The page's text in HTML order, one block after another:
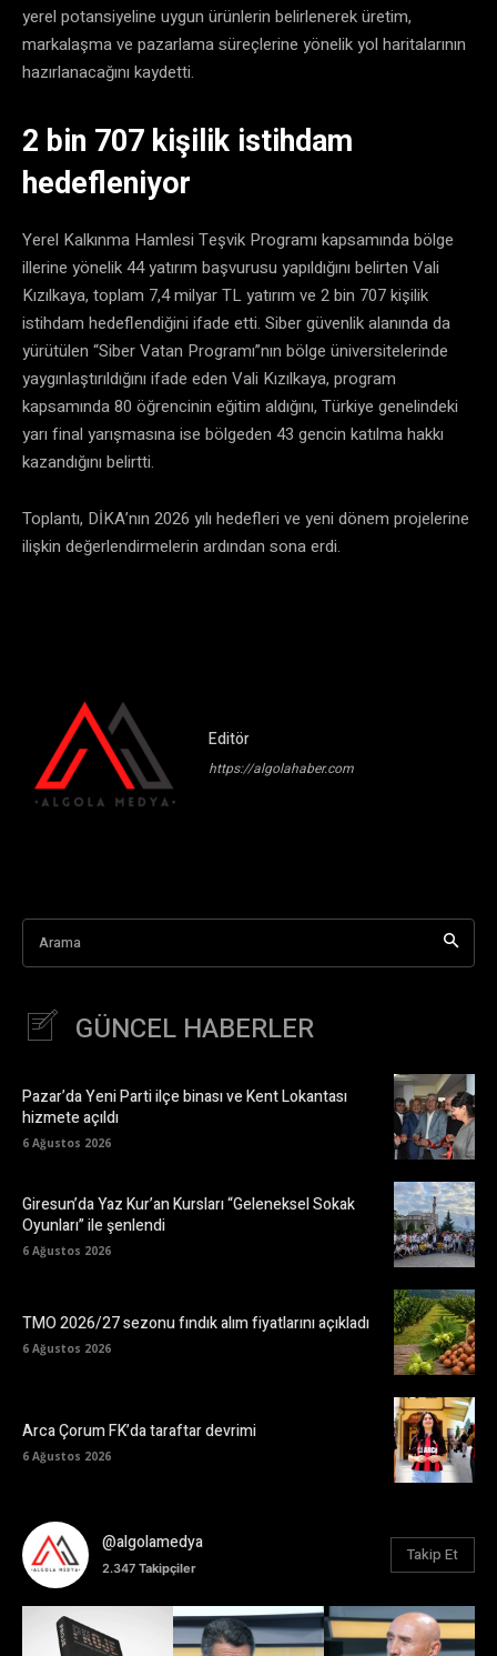
yerel potansiyeline uygun ürünlerin belirlenerek üretim,
markalaşma ve pazarlama süreçlerine yönelik yol haritalarının
hazırlanacağını kaydetti.
2 bin 707 kişilik istihdam
hedefleniyor
Yerel Kalkınma Hamlesi Teşvik Programı kapsamında bölge
illerine yönelik 44 yatırım başvurusu yapıldığını belirten Vali
Kızılkaya, toplam 7,4 milyar TL yatırım ve 2 bin 707 kişilik
istihdam hedeflendiğini ifade etti. Siber güvenlik alanında da
yürütülen “Siber Vatan Programı”nın bölge üniversitelerinde
yaygınlaştırıldığını ifade eden Vali Kızılkaya, program
kapsamında 80 öğrencinin eğitim aldığını, Türkiye genelindeki
yarı final yarışmasına ise bölgeden 43 gencin katılma hakkı
kazandığını belirtti.
Toplantı, DİKA’nın 2026 yılı hedefleri ve yeni dönem projelerine
ilişkin değerlendirmelerin ardından sona erdi.
Editör
https://algolahaber.com
Arama
GÜNCEL HABERLER
Pazar’da Yeni Parti ilçe binası ve Kent Lokantası
hizmete açıldı
6 Ağustos 2026
Giresun’da Yaz Kur’an Kursları “Geleneksel Sokak
Oyunları” ile şenlendi
6 Ağustos 2026
TMO 2026/27 sezonu fındık alım fiyatlarını açıkladı
6 Ağustos 2026
Arca Çorum FK’da taraftar devrimi
6 Ağustos 2026
@algolamedya
2.347 Takipçiler
Takip Et